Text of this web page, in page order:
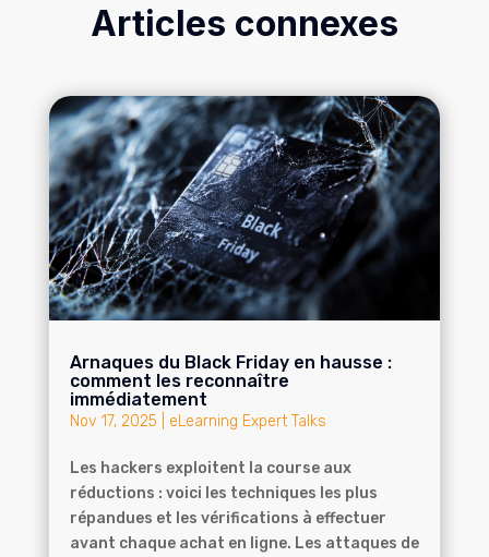
Articles connexes
Arnaques du Black Friday en hausse :
comment les reconnaître
immédiatement
Nov 17, 2025 eLearning Expert Talks
Les hackers exploitent la course aux
réductions : voici les techniques les plus
répandues et les vérifications à effectuer
avant chaque achat en ligne. Les attaques de